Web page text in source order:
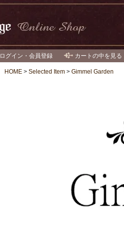
ログイン・会員登録 カートの中を見る
HOME > Selected Item > Gimmel Garden